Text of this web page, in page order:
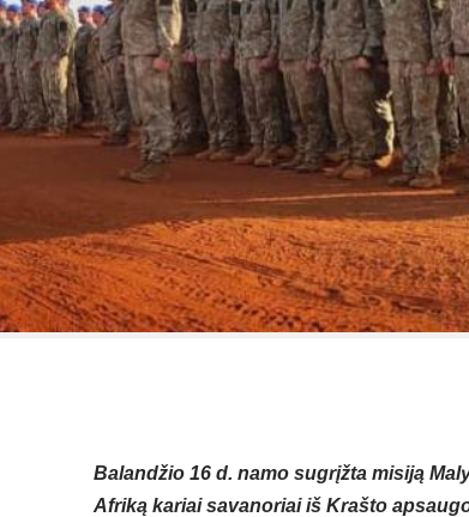
Balandžio 16 d. namo sugrįžta misiją
Afriką kariai savanoriai iš Krašto